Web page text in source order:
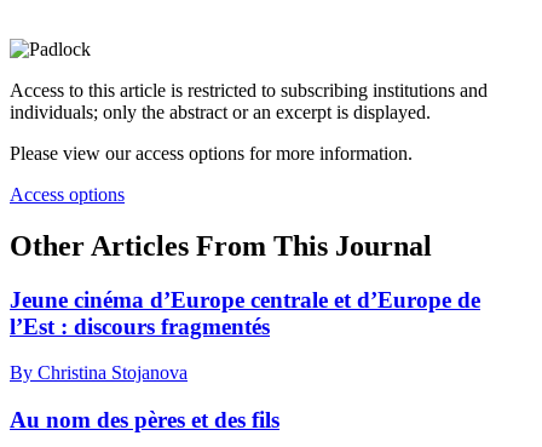
Access to this article is restricted to subscribing institutions and
individuals; only the abstract or an excerpt is displayed.
Please view our access options for more information.
Access options
Other Articles From This Journal
Jeune cinéma d’Europe centrale et d’Europe de
l’Est : discours fragmentés
By Christina Stojanova
Au nom des pères et des fils